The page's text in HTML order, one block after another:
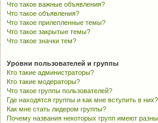
Что такое важные объявления?
Что такое объявления?
Что такое прилепленные темы?
Что такое закрытые темы?
Что такое значки тем?
Уровни пользователей и группы
Кто такие администраторы?
Кто такие модераторы?
Что такое группы пользователей?
Где находятся группы и как мне вступить в них?
Как мне стать лидером группы?
Почему названия некоторых групп имеют